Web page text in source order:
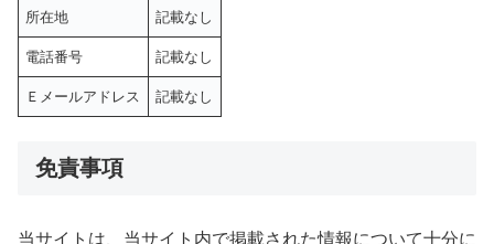
所在地 記載なし
電話番号 記載なし
Ｅメールアドレス 記載なし
免責事項
当サイトは、当サイト内で掲載された情報について十分に